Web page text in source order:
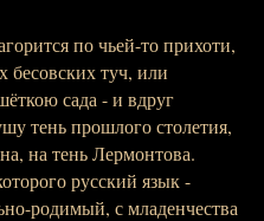
по чьей-то прихоти,
бесовских туч, или
сада - и вдруг
тень прошлого столетия,
на тень Лермонтова.
русский язык -
родимый, с младенчества